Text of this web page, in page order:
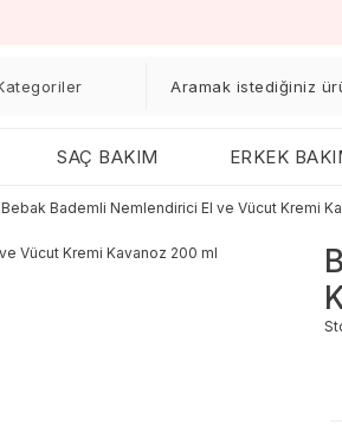
SAÇ BAKIM ERKEK
Bebak Bademli Nemlendirici El ve Vücut Kremi